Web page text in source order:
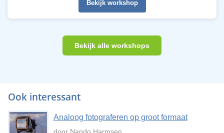
Bekijk workshop
Bekijk alle workshops
Ook interessant
Analoog fotograferen op groot formaat